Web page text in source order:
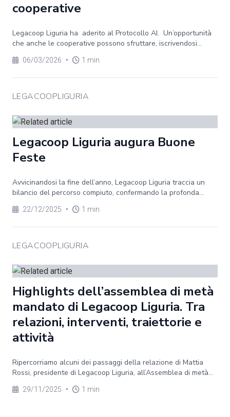
cooperative
Legacoop Liguria ha aderito al Protocollo AI. Un’opportunità
che anche le cooperative possono sfruttare, iscrivendosi...
06/03/2026 • 1 min
LEGACOOPLIGURIA
Legacoop Liguria augura Buone
Feste
Avvicinandosi la fine dell’anno, Legacoop Liguria traccia un
bilancio del percorso compiuto, confermando la profonda...
22/12/2025 • 1 min
LEGACOOPLIGURIA
Highlights dell’assemblea di metà
mandato di Legacoop Liguria. Tra
relazioni, interventi, traiettorie e
attività
Ripercorriamo alcuni dei passaggi della relazione di Mattia
Rossi, presidente di Legacoop Liguria, all’Assemblea di metà...
29/11/2025 • 1 min